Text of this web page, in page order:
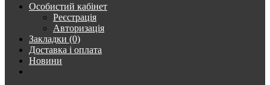
Особистий кабінет
Реєстрація
Авторизація
Закладки (0)
Доставка і оплата
Новини